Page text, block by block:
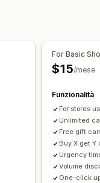
Premi progressivi
For Basic
$15/mese
Funzionalità
For stores
Unlimited
Free gift
Buy X get Y
Urgency
Volume
One-click